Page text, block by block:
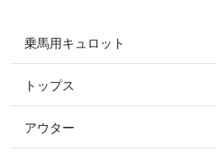
乗馬用キュロット
すべてのキュロット
フルグリップ・尻革 キュロット
トップス
すべてのトップス
アウター